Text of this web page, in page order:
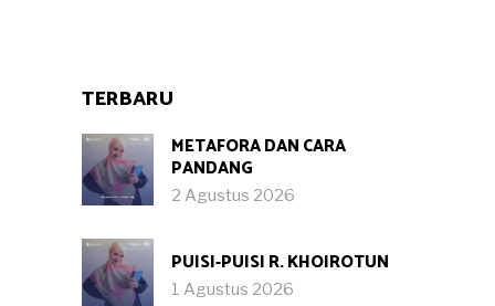
TERBARU
METAFORA DAN CARA
PANDANG
2 Agustus 2026
PUISI-PUISI R. KHOIROTUN
1 Agustus 2026